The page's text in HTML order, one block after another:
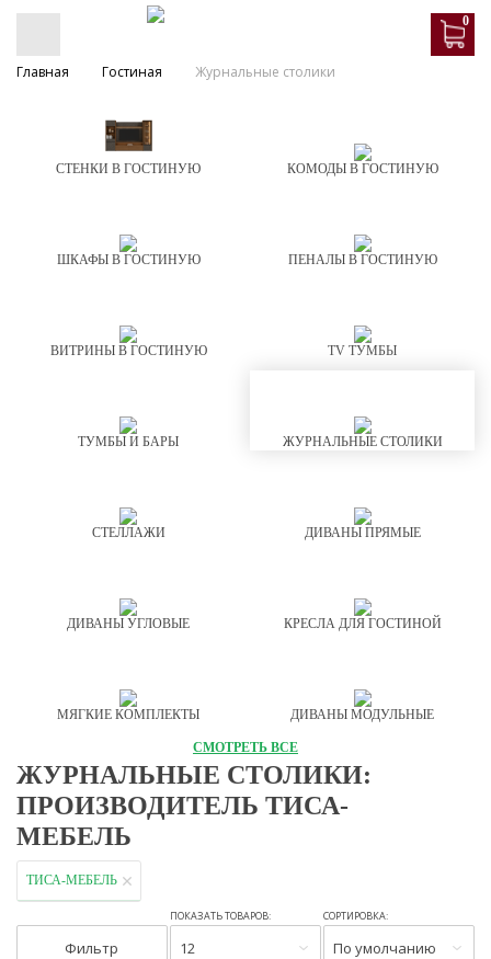
0
Главная Гостиная Журнальные столики
СТЕНКИ В ГОСТИНУЮ КОМОДЫ В ГОСТИНУЮ
ШКАФЫ В ГОСТИНУЮ ПЕНАЛЫ В ГОСТИНУЮ
ВИТРИНЫ В ГОСТИНУЮ TV ТУМБЫ
ТУМБЫ И БАРЫ ЖУРНАЛЬНЫЕ СТОЛИКИ
СТЕЛЛАЖИ ДИВАНЫ ПРЯМЫЕ
ДИВАНЫ УГЛОВЫЕ КРЕСЛА ДЛЯ ГОСТИНОЙ
МЯГКИЕ КОМПЛЕКТЫ ДИВАНЫ МОДУЛЬНЫЕ
СМОТРЕТЬ ВСЕ
ЖУРНАЛЬНЫЕ СТОЛИКИ:
ПРОИЗВОДИТЕЛЬ ТИСА-
МЕБЕЛЬ
ТИСА-МЕБЕЛЬ
Фильтр
ПОКАЗАТЬ ТОВАРОВ:
12
СОРТИРОВКА:
По умолчанию